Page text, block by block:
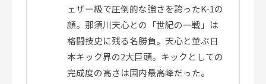
ェザー級で圧倒的な強さを誇ったK-1の
顔。那須川天心との「世紀の一戦」は
格闘技史に残る名勝負。天心と並ぶ日
本キック界の2大巨頭。キックとしての
完成度の高さは国内最高峰だった。